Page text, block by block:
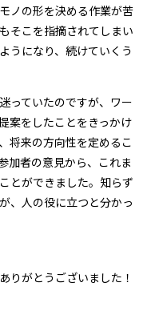
ノの形を決める作業が苦
そこを指摘されてしまい
うになり、続けていくう
っていたのですが、ワー
案をしたことをきっかけ
将来の方向性を定めるこ
加者の意見から、これま
とができました。知らず
、人の役に立つと分かっ
りがとうございました！